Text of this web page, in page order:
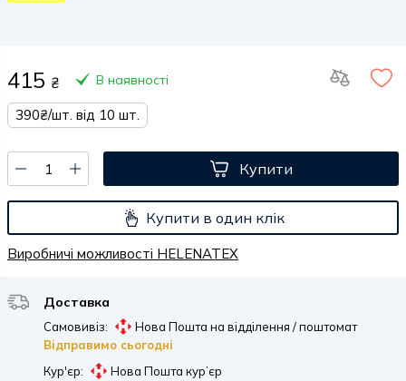
415 ₴ В наявності
390₴/шт. від 10 шт.
Купити
Купити в один клік
Виробничі можливості HELENATEX
Доставка
Самовивіз:
Нова Пошта на відділення / поштомат
Відправимо сьогодні
Кур'єр:
Нова Пошта кур’єр